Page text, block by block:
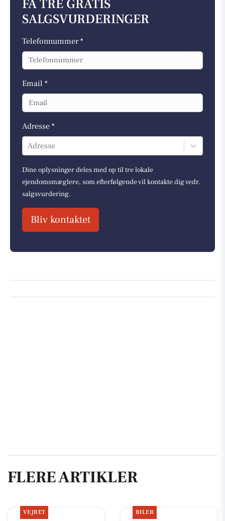
FÅ TRE GRATIS
SALGSVURDERINGER
Telefonnummer *
Email *
Adresse *
Adresse
Dine oplysninger deles med op til tre lokale
ejendomsmæglere, som efterfølgende vil kontakte dig vedr.
salgsvurdering.
Bliv kontaktet
FLERE ARTIKLER
VEJRET BILER